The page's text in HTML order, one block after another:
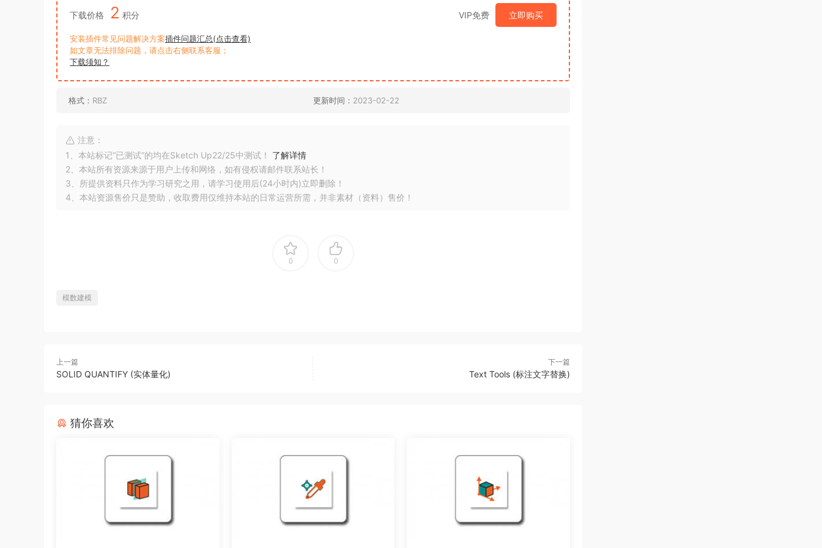
下载价格 2 积分 VIP免费 立即购买
安装插件常见问题解决方案插件问题汇总(点击查看)
如文章无法排除问题，请点击右侧联系客服；
下载须知？
格式： RBZ 更新时间： 2023-02-22
注意：
1、本站标记“已测试”的均在Sketch Up22/25中测试！ 了解详情
2、本站所有资源来源于用户上传和网络，如有侵权请邮件联系站长！
3、所提供资料只作为学习研究之用，请学习使用后(24小时内)立即删除！
4、本站资源售价只是赞助，收取费用仅维持本站的日常运营所需，并非素材（资料）售价！
0 0
模数建模
上一篇
SOLID QUANTIFY (实体量化)
下一篇
Text Tools (标注文字替换)
猜你喜欢